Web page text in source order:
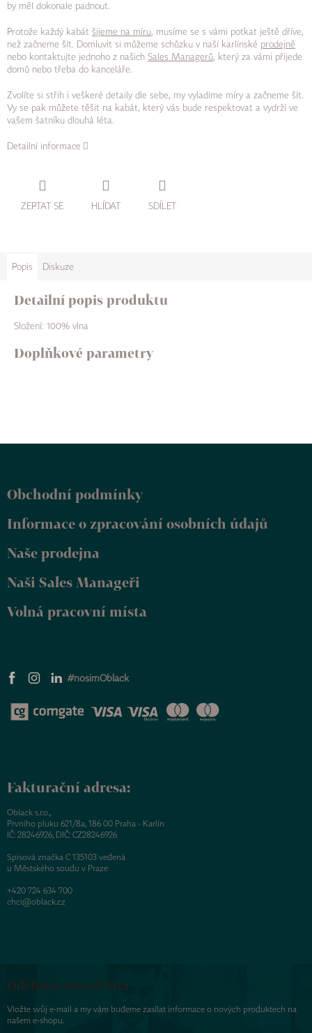
by měl dokonale padnout.
Protože každý kabát šijeme na míru, musíme se s vámi potkat ještě dříve,
než začneme šít. Domluvit si můžeme schůzku v naší karlínské prodejně
nebo kontaktujte jednoho z našich Sales Managerů, který za vámi přijede
domů nebo třeba do kanceláře.
Zvolíte si střih i veškeré detaily dle sebe, my vyladíme míry a začneme šít.
Vy se pak můžete těšit na kabát, který vás bude respektovat a vydrží ve
vašem šatníku dlouhá léta.
Detailní informace
ZEPTAT SE HLÍDAT SDÍLET
Popis Diskuze
Detailní popis produktu
Složení: 100% vlna
Doplňkové parametry
Obchodní podmínky
Informace o zpracování osobních údajů
Naše prodejna
Naši Sales Manageři
Volná pracovní místa
#nosimOblack
Fakturační adresa:
Oblack s.r.o.,
Prvního pluku 621/8a, 186 00 Praha - Karlín
IČ: 28246926, DIČ: CZ28246926
Spisová značka C 135103 vedená
u Městského soudu v Praze
+420 724 634 700
chci@oblack.cz
Odebírat newsletter
Vložte svůj e-mail a my vám budeme zasílat informace o nových produktech na
našem e-shopu.